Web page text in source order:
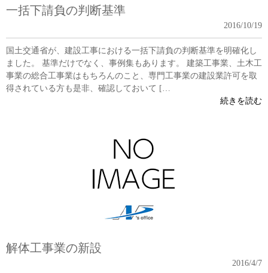
一括下請負の判断基準
2016/10/19
国土交通省が、建設工事における一括下請負の判断基準を明確化し
ました。 基準だけでなく、事例集もあります。 建築工事業、土木工
事業の総合工事業はもちろんのこと、専門工事業の建設業許可を取
得されている方も是非、確認しておいて […
続きを読む
解体工事業の新設
2016/4/7